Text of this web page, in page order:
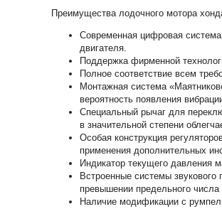
Преимущества лодочного мотора
Современная цифровая
двигателя.
Поддержка фирменной
Полное соответствие всем
Монтажная система
вероятность появления
Специальный рычаг для
в значительной степени
Особая конструкция
применения дополнительных
Индикатор текущего давления
Встроенные системы звукового
превышении предельного числа
Наличие модификации с